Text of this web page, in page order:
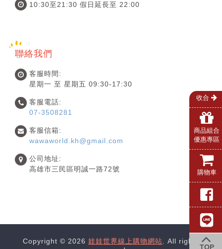
10:30至21:30 假日延長至 22:00
聯絡我們
客服時間:
星期一 至 星期五 09:30-17:30
客服電話:
07-3508281
客服信箱:
wawaworld.kh@gmail.com
公司地址:
高雄市三民區明誠一路72號
Copyright © 2026 娃娃世界線上購物網站. All rights
收合
商品組合
優惠專區
購物車
TOP